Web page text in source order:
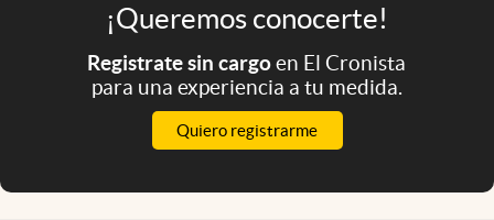
¡Queremos conocerte!
Registrate sin cargoen El Cronista
para una experiencia a tu medida.
Quiero registrarme